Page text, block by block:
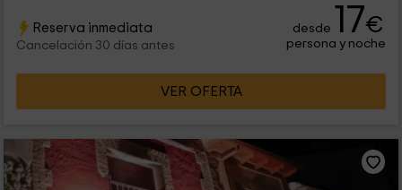
Reserva inmediata
Cancelación 30 días antes
desde 17€
persona y noche
VER OFERTA